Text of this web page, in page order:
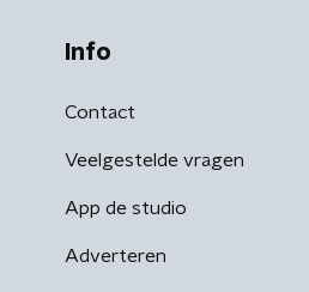
Info
Contact
Veelgestelde vragen
App de studio
Adverteren